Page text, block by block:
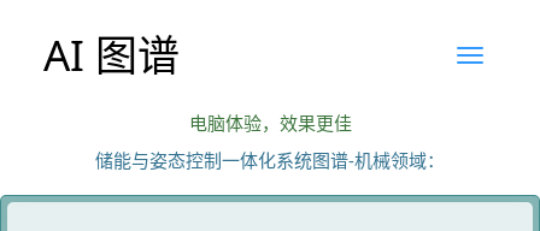
AI 图谱
电脑体验，效果更佳
储能与姿态控制一体化系统图谱-机械领域：